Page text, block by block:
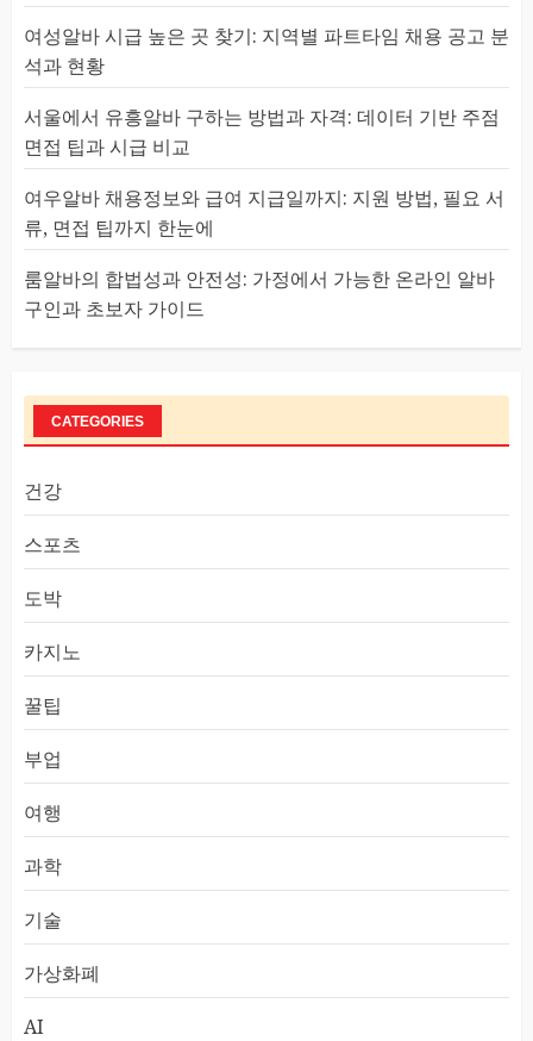
여성알바 시급 높은 곳 찾기: 지역별 파트타임 채용 공고 분
석과 현황
서울에서 유흥알바 구하는 방법과 자격: 데이터 기반 주점
면접 팁과 시급 비교
여우알바 채용정보와 급여 지급일까지: 지원 방법, 필요 서
류, 면접 팁까지 한눈에
룸알바의 합법성과 안전성: 가정에서 가능한 온라인 알바
구인과 초보자 가이드
CATEGORIES
건강
스포츠
도박
카지노
꿀팁
부업
여행
과학
기술
가상화폐
AI